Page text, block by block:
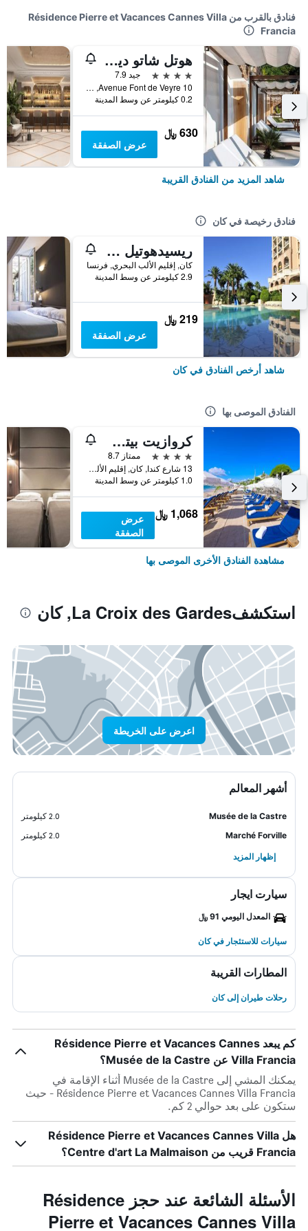
فنادق بالقرب من Résidence Pierre et Vacances Cannes Villa
Francia
هوتل شاتو ديلا تور
4 نجوم
جيد 7.9
10 Avenue Font de Veyre, كان, إقليم الألب البحري, فرنسا
0.2 كيلومتر عن وسط المدينة
630 ﷼
عرض الصفقة
شاهد المزيد من الفنادق القريبة
فنادق رخيصة في كان
ريسيدهوتيل فيلا موباسانت
كان, إقليم الألب البحري, فرنسا
2.9 كيلومتر عن وسط المدينة
219 ﷼
عرض الصفقة
شاهد أرخص الفنادق في كان
الفنادق الموصى بها
كروازيت بيتش هوتل كاني - إم جاليري كوليكشن
4 نجوم
ممتاز 8.7
13 شارع كندا, كان, إقليم الألب البحري, فرنسا
1.0 كيلومتر عن وسط المدينة
1,068 ﷼
عرض
الصفقة
مشاهدة الفنادق الأخرى الموصى بها
استكشفLa Croix des Gardes, كان
اعرض على الخريطة
أشهر المعالم
Musée de la Castre
2.0 كيلومتر
Marché Forville
2.0 كيلومتر
إظهار المزيد
سيارت ايجار
المعدل اليومي 91 ﷼
سيارات للاستئجار في كان
المطارات القريبة
رحلات طيران إلى كان
كم يبعد Résidence Pierre et Vacances Cannes
Villa Francia عن Musée de la Castre؟
يمكنك المشي إلى Musée de la Castre أثناء الإقامة في
Résidence Pierre et Vacances Cannes Villa Francia - حيث
ستكون على بعد حوالي 2 كم.
هل Résidence Pierre et Vacances Cannes Villa
Francia قريب من Centre d'art La Malmaison؟
الأسئلة الشائعة عند حجز Résidence
Pierre et Vacances Cannes Villa